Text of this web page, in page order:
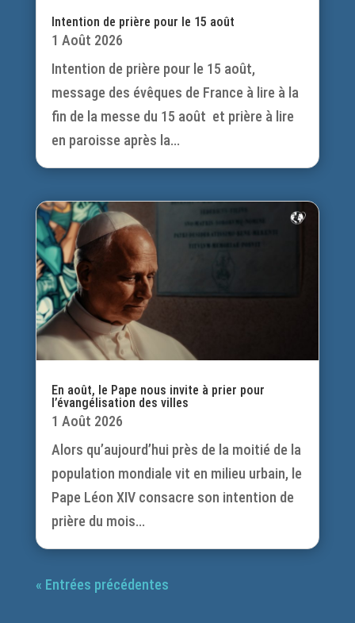
Intention de prière pour le 15 août
1 Août 2026
Intention de prière pour le 15 août,
message des évêques de France à lire à la
fin de la messe du 15 août et prière à lire
en paroisse après la...
En août, le Pape nous invite à prier pour
l’évangélisation des villes
1 Août 2026
Alors qu’aujourd’hui près de la moitié de la
population mondiale vit en milieu urbain, le
Pape Léon XIV consacre son intention de
prière du mois...
« Entrées précédentes